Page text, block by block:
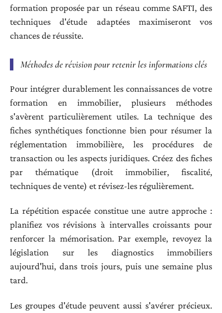
formation proposée par un réseau comme SAFTI, des
techniques d'étude adaptées maximiseront vos
chances de réussite.
Méthodes de révision pour retenir les informations clés
Pour intégrer durablement les connaissances de votre
formation en immobilier, plusieurs méthodes
s'avèrent particulièrement utiles. La technique des
fiches synthétiques fonctionne bien pour résumer la
réglementation immobilière, les procédures de
transaction ou les aspects juridiques. Créez des fiches
par thématique (droit immobilier, fiscalité,
techniques de vente) et révisez-les régulièrement.
La répétition espacée constitue une autre approche :
planifiez vos révisions à intervalles croissants pour
renforcer la mémorisation. Par exemple, revoyez la
législation sur les diagnostics immobiliers
aujourd'hui, dans trois jours, puis une semaine plus
tard.
Les groupes d'étude peuvent aussi s'avérer précieux.